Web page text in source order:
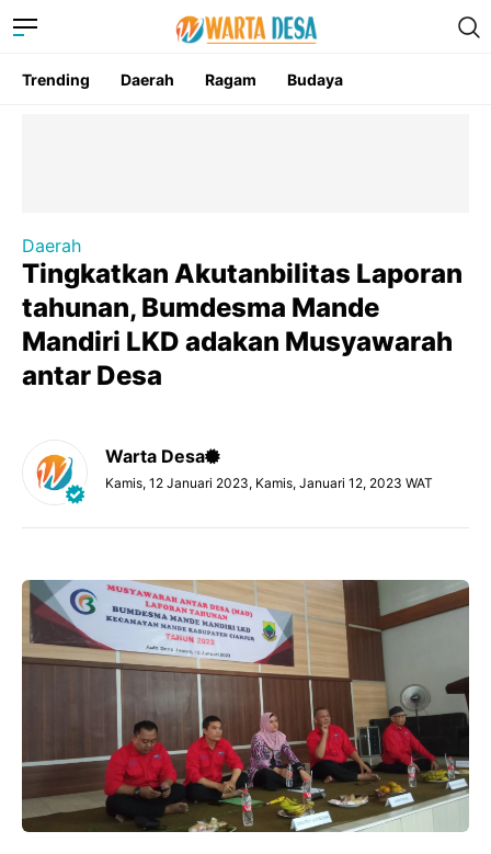
Trending Daerah Ragam Budaya
Daerah
Tingkatkan Akutanbilitas Laporan
tahunan, Bumdesma Mande
Mandiri LKD adakan Musyawarah
antar Desa
Warta Desa
Kamis, 12 Januari 2023, Kamis, Januari 12, 2023 WAT